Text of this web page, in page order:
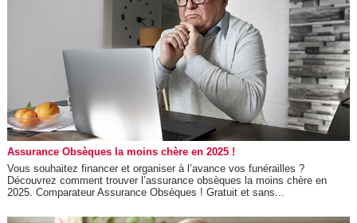
Assurance Obsèques la moins chère en 2025 !
Vous souhaitez financer et organiser à l’avance vos funérailles ?
Découvrez comment trouver l’assurance obsèques la moins chère en
2025. Comparateur Assurance Obsèques ! Gratuit et sans...